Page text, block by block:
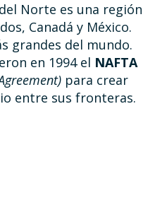
Norte es una región
Canadá y México.
grandes del mundo.
en 1994 el NAFTA
para crear
entre sus fronteras.